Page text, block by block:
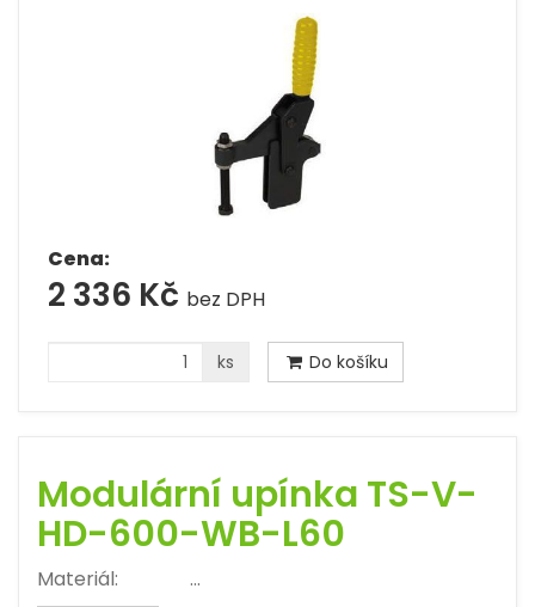
Cena:
2 336 Kč bez DPH
ks Do košíku
Modulární upínka TS-V-
HD-600-WB-L60
Materiál: …